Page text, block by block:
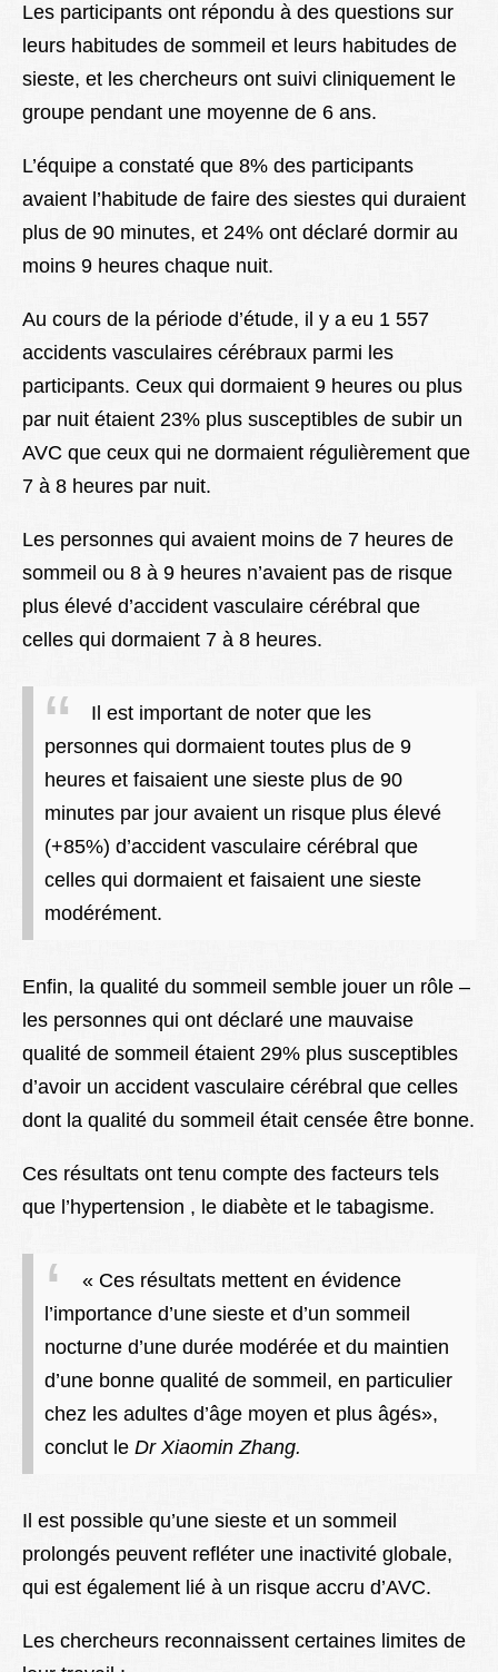
Les participants ont répondu à des questions sur
leurs habitudes de sommeil et leurs habitudes de
sieste, et les chercheurs ont suivi cliniquement le
groupe pendant une moyenne de 6 ans.
L’équipe a constaté que 8% des participants
avaient l’habitude de faire des siestes qui duraient
plus de 90 minutes, et 24% ont déclaré dormir au
moins 9 heures chaque nuit.
Au cours de la période d’étude, il y a eu 1 557
accidents vasculaires cérébraux parmi les
participants. Ceux qui dormaient 9 heures ou plus
par nuit étaient 23% plus susceptibles de subir un
AVC que ceux qui ne dormaient régulièrement que
7 à 8 heures par nuit.
Les personnes qui avaient moins de 7 heures de
sommeil ou 8 à 9 heures n’avaient pas de risque
plus élevé d’accident vasculaire cérébral que
celles qui dormaient 7 à 8 heures.
Il est important de noter que les
personnes qui dormaient toutes plus de 9
heures et faisaient une sieste plus de 90
minutes par jour avaient un risque plus élevé
(+85%) d’accident vasculaire cérébral que
celles qui dormaient et faisaient une sieste
modérément.
Enfin, la qualité du sommeil semble jouer un rôle –
les personnes qui ont déclaré une mauvaise
qualité de sommeil étaient 29% plus susceptibles
d’avoir un accident vasculaire cérébral que celles
dont la qualité du sommeil était censée être bonne.
Ces résultats ont tenu compte des facteurs tels
que l’hypertension , le diabète et le tabagisme.
« Ces résultats mettent en évidence
l’importance d’une sieste et d’un sommeil
nocturne d’une durée modérée et du maintien
d’une bonne qualité de sommeil, en particulier
chez les adultes d’âge moyen et plus âgés»,
conclut le Dr Xiaomin Zhang.
Il est possible qu’une sieste et un sommeil
prolongés peuvent refléter une inactivité globale,
qui est également lié à un risque accru d’AVC.
Les chercheurs reconnaissent certaines limites de